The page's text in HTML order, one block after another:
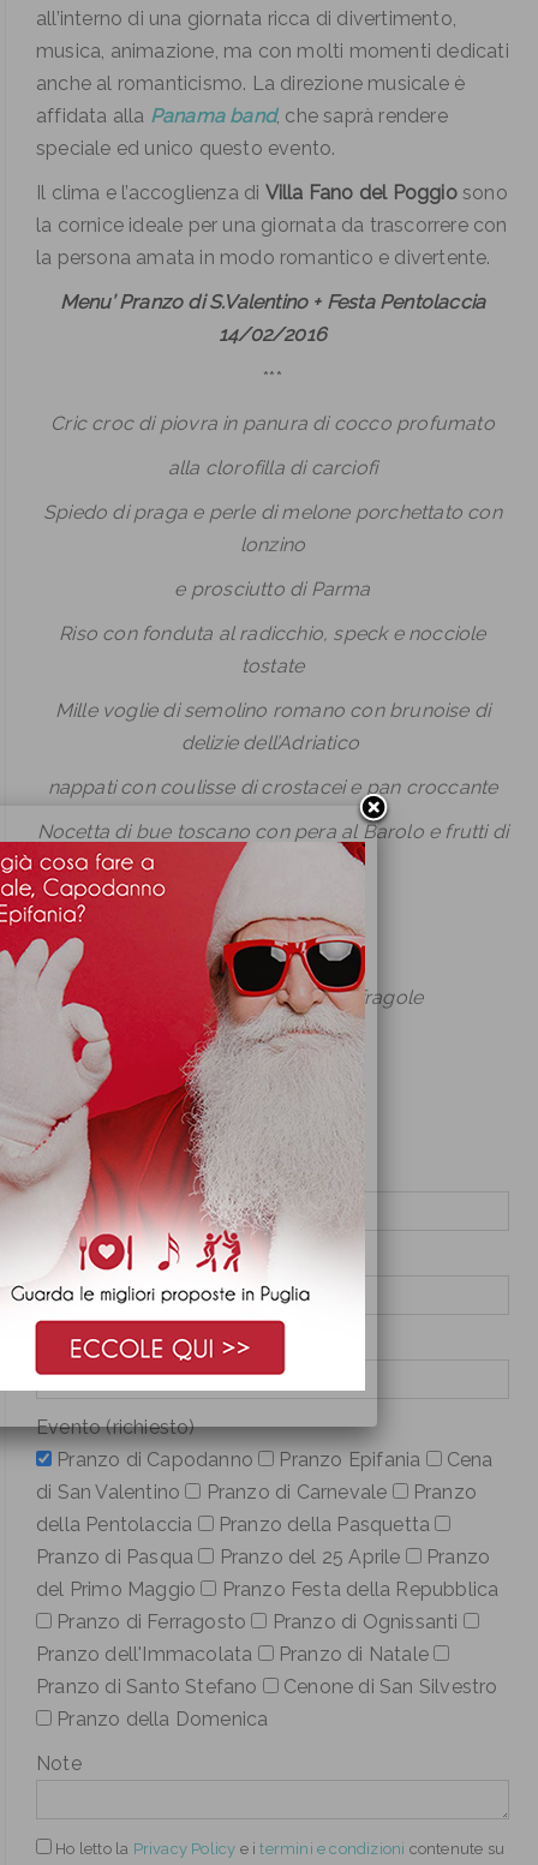
all’interno di una giornata ricca di divertimento,
musica, animazione, ma con molti momenti dedicati
anche al romanticismo. La direzione musicale è
affidata alla Panama band, che saprà rendere
speciale ed unico questo evento.
Il clima e l’accoglienza di Villa Fano del Poggiosono
la cornice ideale per una giornata da trascorrere con
la persona amata in modo romantico e divertente.
Menu’ Pranzo di S.Valentino + Festa Pentolaccia
14/02/2016
***
Cric croc di piovra in panura di cocco profumato
alla clorofilla di carciofi
Spiedo di praga e perle di melone porchettato con
lonzino
e prosciutto di Parma
Riso con fonduta al radicchio, speck e nocciole
tostate
Mille voglie di semolino romano con brunoise di
delizie dell’Adriatico
nappati con coulisse di crostacei e pan croccante
Nocetta di bue toscano con pera al Barolo e frutti di
patate Goffredo
Corbeille di frutta
Red velvet con lamponi e fragole
Vini Riserva
Bibite
Spumante
Nome e cognome (richiesto)
La tua email (richiesto)
Cellulare (richiesto)
Evento (richiesto)
Pranzo di Capodanno
Pranzo Epifania
Cena
di San Valentino
Pranzo di Carnevale
Pranzo
della Pentolaccia
Pranzo della Pasquetta
Pranzo di Pasqua
Pranzo del 25 Aprile
Pranzo
del Primo Maggio
Pranzo Festa della Repubblica
Pranzo di Ferragosto
Pranzo di Ognissanti
Pranzo dell'Immacolata
Pranzo di Natale
Pranzo di Santo Stefano
Cenone di San Silvestro
Pranzo della Domenica
Note
Ho letto la Privacy Policy e itermini e condizioni contenute su